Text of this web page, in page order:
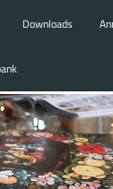
Downloads